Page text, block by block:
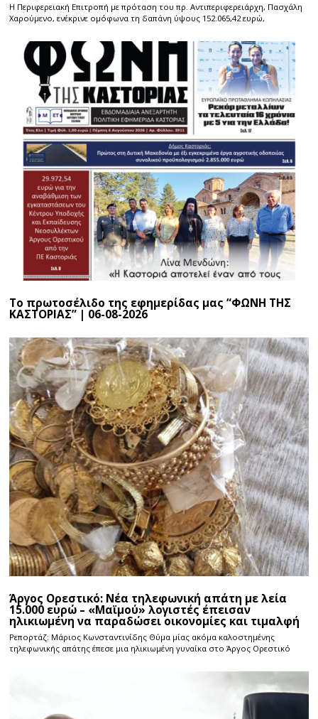
Η Περιφερειακή Επιτροπή με πρόταση του πρ. Αντιπεριφερειάρχη, Πασχάλη
Χαρούμενο, ενέκρινε ομόφωνα τη δαπάνη ύψους 152.065,42 ευρώ,
Το πρωτοσέλιδο της εφημερίδας μας “ΦΩΝΗ ΤΗΣ
ΚΑΣΤΟΡΙΑΣ” | 06-08-2026
Άργος Ορεστικό: Νέα τηλεφωνική απάτη με λεία
15.000 ευρώ – «Μαϊμού» λογιστές έπεισαν
ηλικιωμένη να παραδώσει οικονομίες και τιμαλφή
Ρεπορτάζ: Μάριος Κωνσταντινίδης Θύμα μίας ακόμα καλοστημένης
τηλεφωνικής απάτης έπεσε μια ηλικιωμένη γυναίκα στο Άργος Ορεστικό